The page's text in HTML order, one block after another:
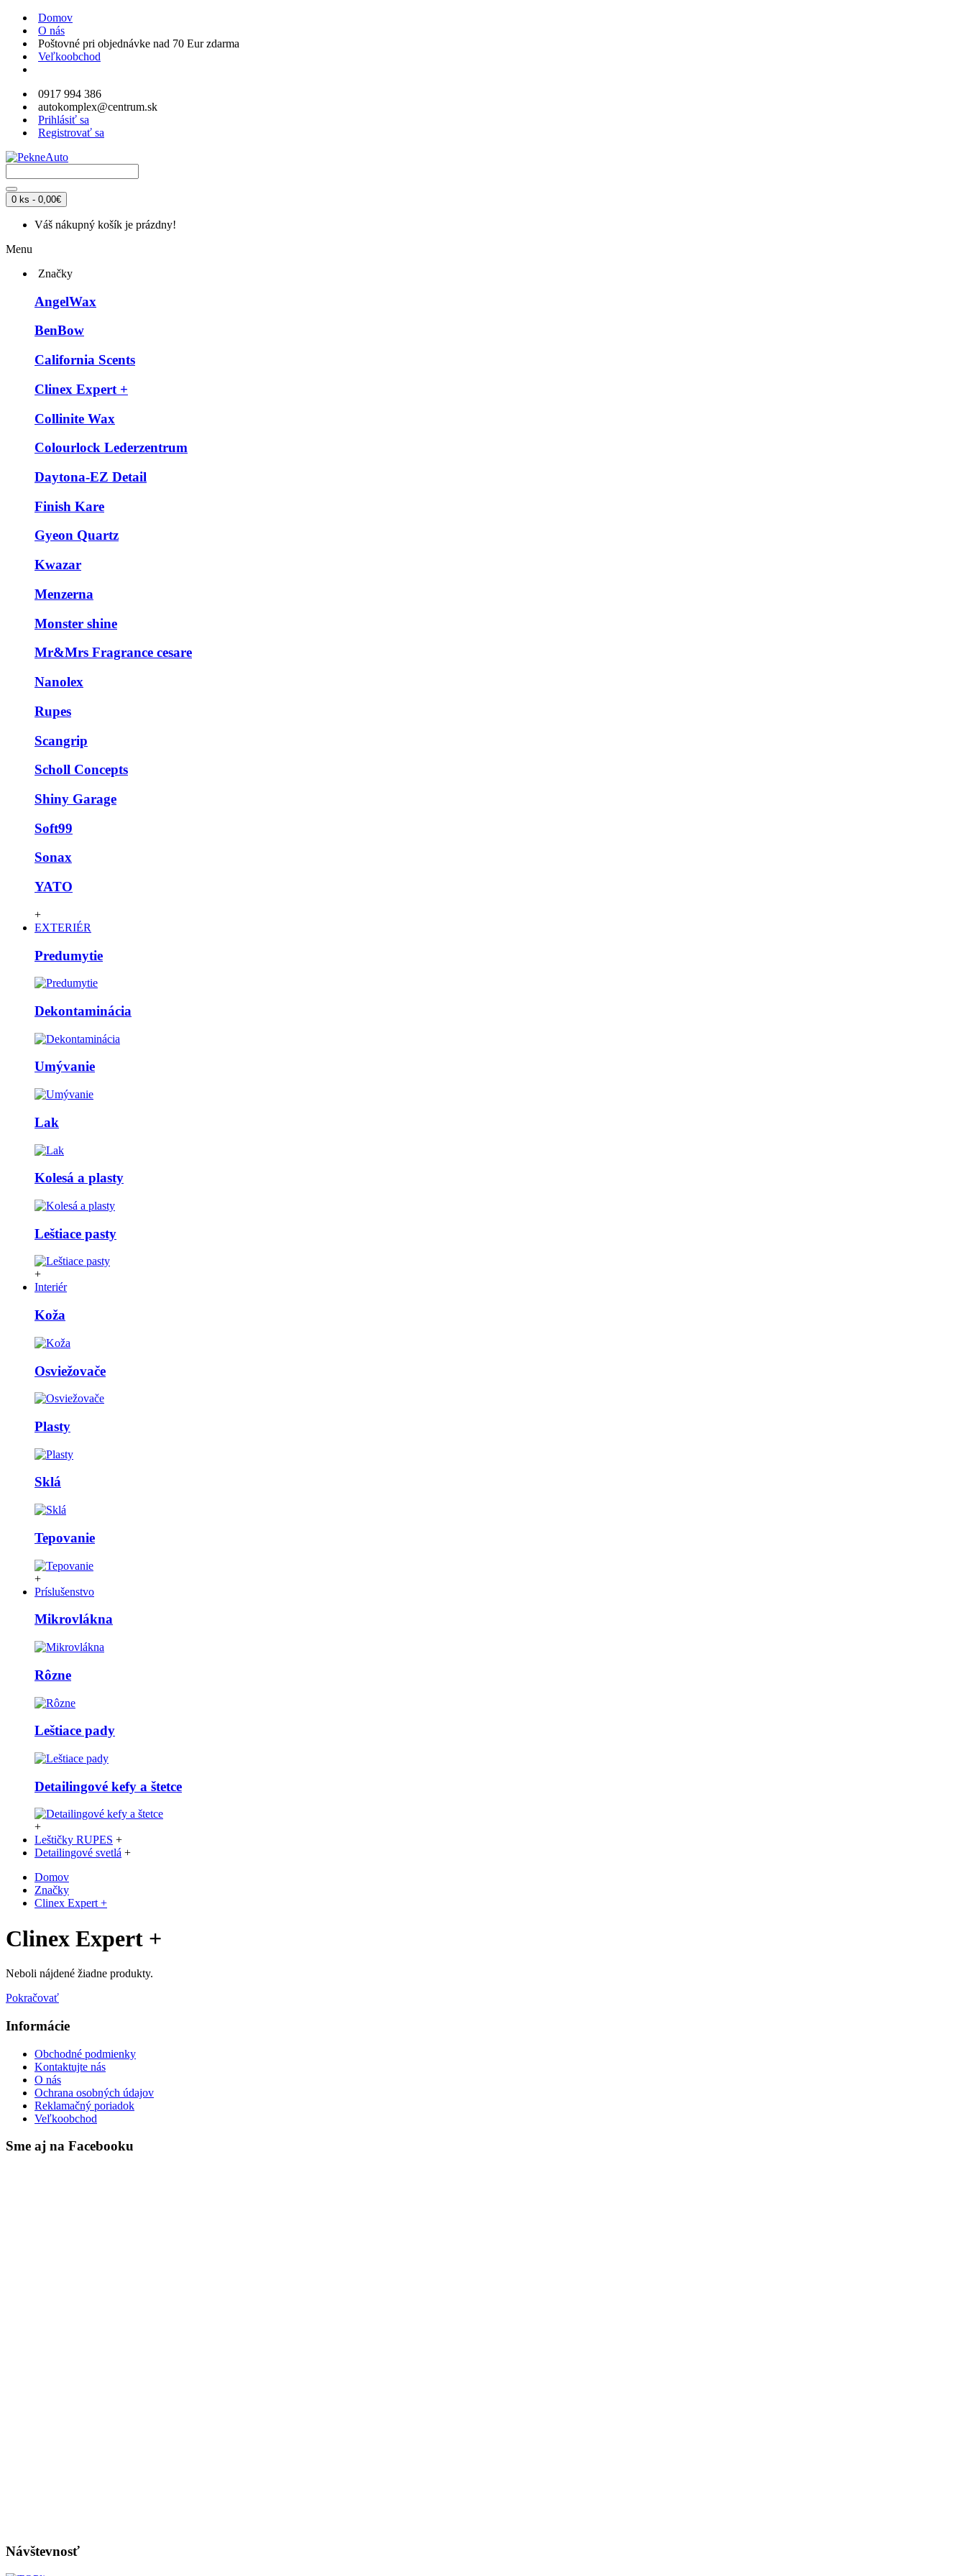
Domov
O nás
Poštovné pri objednávke nad 70 Eur zdarma
Veľkoobchod
0917 994 386
autokomplex@centrum.sk
Prihlásiť sa
Registrovať sa
0 ks - 0,00€
Váš nákupný košík je prázdny!
Menu
Značky
AngelWax
BenBow
California Scents
Clinex Expert +
Collinite Wax
Colourlock Lederzentrum
Daytona-EZ Detail
Finish Kare
Gyeon Quartz
Kwazar
Menzerna
Monster shine
Mr&Mrs Fragrance cesare
Nanolex
Rupes
Scangrip
Scholl Concepts
Shiny Garage
Soft99
Sonax
YATO
+
EXTERIÉR
Predumytie
Dekontaminácia
Umývanie
Lak
Kolesá a plasty
Leštiace pasty
+
Interiér
Koža
Osviežovače
Plasty
Sklá
Tepovanie
+
Príslušenstvo
Mikrovlákna
Rôzne
Leštiace pady
Detailingové kefy a štetce
+
Leštičky RUPES +
Detailingové svetlá +
Domov
Značky
Clinex Expert +
Clinex Expert +
Neboli nájdené žiadne produkty.
Pokračovať
Informácie
Obchodné podmienky
Kontaktujte nás
O nás
Ochrana osobných údajov
Reklamačný poriadok
Veľkoobchod
Sme aj na Facebooku
Návštevnosť